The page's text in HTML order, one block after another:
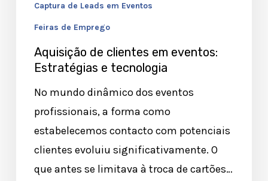
Captura de Leads em Eventos
Feiras de Emprego
Aquisição de clientes em eventos:
Estratégias e tecnologia
No mundo dinâmico dos eventos
profissionais, a forma como
estabelecemos contacto com potenciais
clientes evoluiu significativamente. O
que antes se limitava à troca de cartões…